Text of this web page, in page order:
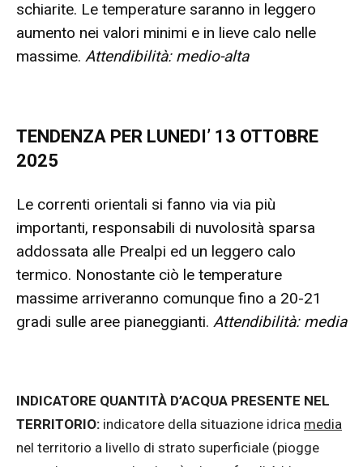
schiarite. Le temperature saranno in leggero
aumento nei valori minimi e in lieve calo nelle
massime. Attendibilità: medio-alta
TENDENZA PER LUNEDI’ 13 OTTOBRE
2025
Le correnti orientali si fanno via via più
importanti, responsabili di nuvolosità sparsa
addossata alle Prealpi ed un leggero calo
termico. Nonostante ciò le temperature
massime arriveranno comunque fino a 20-21
gradi sulle aree pianeggianti. Attendibilità: media
INDICATORE QUANTITÀ D’ACQUA PRESENTE NEL
TERRITORIO: indicatore della situazione idrica media
nel territorio a livello di strato superficiale (piogge